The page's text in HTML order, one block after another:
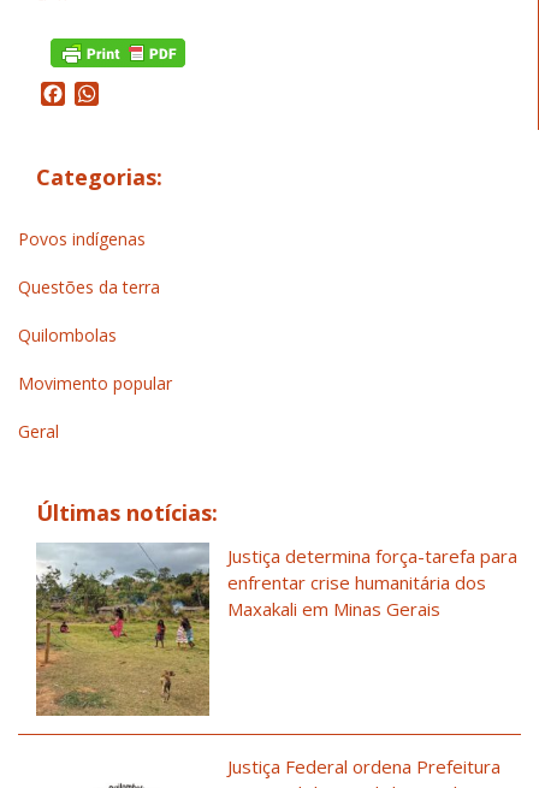
Facebook
Categorias:
Povos indígenas
Questões da terra
Quilombolas
Movimento popular
Geral
Últimas notícias:
Justiça determina força-tarefa para
enfrentar crise humanitária dos
Maxakali em Minas Gerais
Justiça Federal ordena Prefeitura